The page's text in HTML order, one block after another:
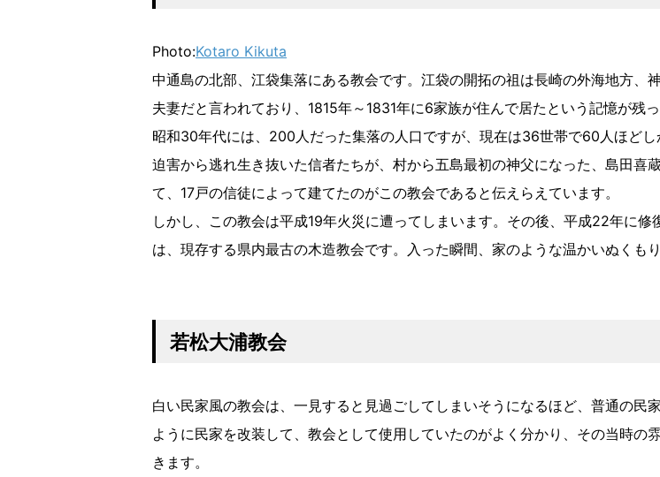
Photo:Kotaro Kikuta
中通島の北部、江袋集落にある教会です。江袋の開拓の祖は長崎の外海地方、
夫妻だと言われており、1815年～1831年に6家族が住んで居たという記憶が残っ
昭和30年代には、200人だった集落の人口ですが、現在は36世帯で60人ほどし
迫害から逃れ生き抜いた信者たちが、村から五島最初の神父になった、島田喜
て、17戸の信徒によって建てたのがこの教会であると伝えらえています。
しかし、この教会は平成19年火災に遭ってしまいます。その後、平成22年に修
は、現存する県内最古の木造教会です。入った瞬間、家のような温かいぬくもり
若松大浦教会
白い民家風の教会は、一見すると見過ごしてしまいそうになるほど、普通の民
ように民家を改装して、教会として使用していたのがよく分かり、その当時の
きます。